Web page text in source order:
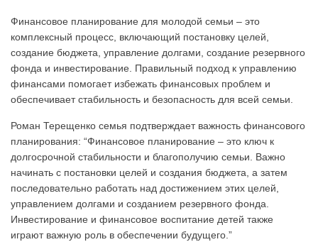
Финансовое планирование для молодой семьи – это
комплексный процесс, включающий постановку целей,
создание бюджета, управление долгами, создание резервного
фонда и инвестирование. Правильный подход к управлению
финансами помогает избежать финансовых проблем и
обеспечивает стабильность и безопасность для всей семьи.
Роман Терещенко семья подтверждает важность финансового
планирования: “Финансовое планирование – это ключ к
долгосрочной стабильности и благополучию семьи. Важно
начинать с постановки целей и создания бюджета, а затем
последовательно работать над достижением этих целей,
управлением долгами и созданием резервного фонда.
Инвестирование и финансовое воспитание детей также
играют важную роль в обеспечении будущего.”